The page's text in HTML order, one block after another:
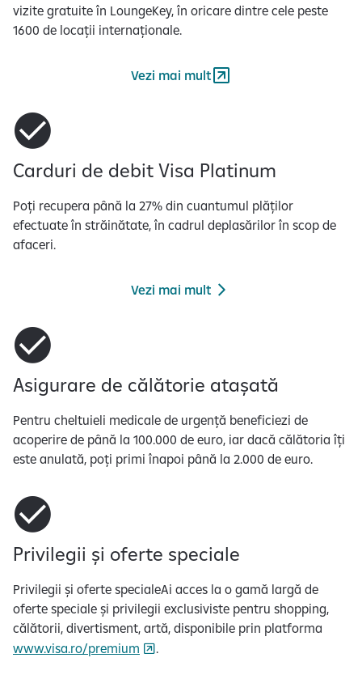
vizite gratuite în LoungeKey, în oricare dintre cele peste
1600 de locații internaționale.
Vezi mai mult
Carduri de debit Visa Platinum
Poți recupera până la 27% din cuantumul plăților
efectuate în străinătate, în cadrul deplasărilor în scop de
afaceri.
Vezi mai mult
Asigurare de călătorie atașată
Pentru cheltuieli medicale de urgență beneficiezi de
acoperire de până la 100.000 de euro, iar dacă călătoria îți
este anulată, poți primi înapoi până la 2.000 de euro.
Privilegii și oferte speciale
Privilegii și oferte specialeAi acces la o gamă largă de
oferte speciale și privilegii exclusiviste pentru shopping,
călătorii, divertisment, artă, disponibile prin platforma
www.visa.ro/premium
.